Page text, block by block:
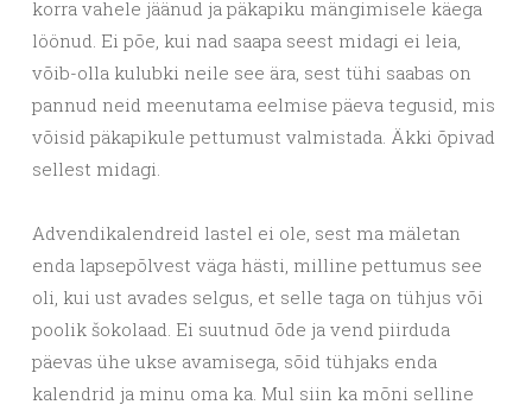
korra vahele jäänud ja päkapiku mängimisele käega
löönud. Ei põe, kui nad saapa seest midagi ei leia,
võib-olla kulubki neile see ära, sest tühi saabas on
pannud neid meenutama eelmise päeva tegusid, mis
võisid päkapikule pettumust valmistada. Äkki õpivad
sellest midagi.
Advendikalendreid lastel ei ole, sest ma mäletan
enda lapsepõlvest väga hästi, milline pettumus see
oli, kui ust avades selgus, et selle taga on tühjus või
poolik šokolaad. Ei suutnud õde ja vend piirduda
päevas ühe ukse avamisega, sõid tühjaks enda
kalendrid ja minu oma ka. Mul siin ka mõni selline